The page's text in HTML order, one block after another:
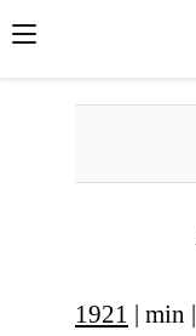
1921 | min |